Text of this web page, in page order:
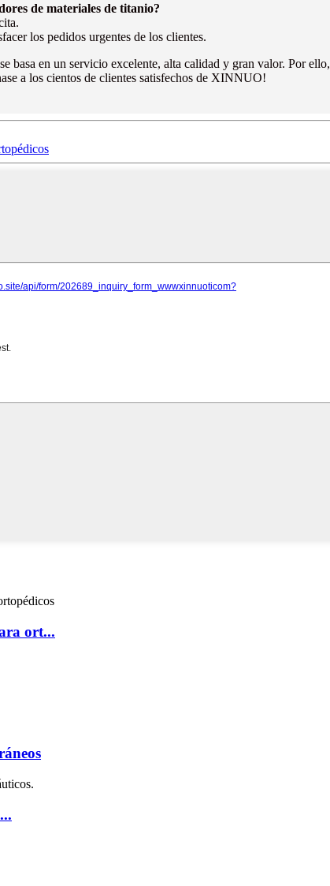
de materiales de titanio?
los pedidos urgentes de los clientes.
basa en un servicio excelente, alta calidad y gran valor. Por
a los cientos de clientes satisfechos de XINNUO!
ort...